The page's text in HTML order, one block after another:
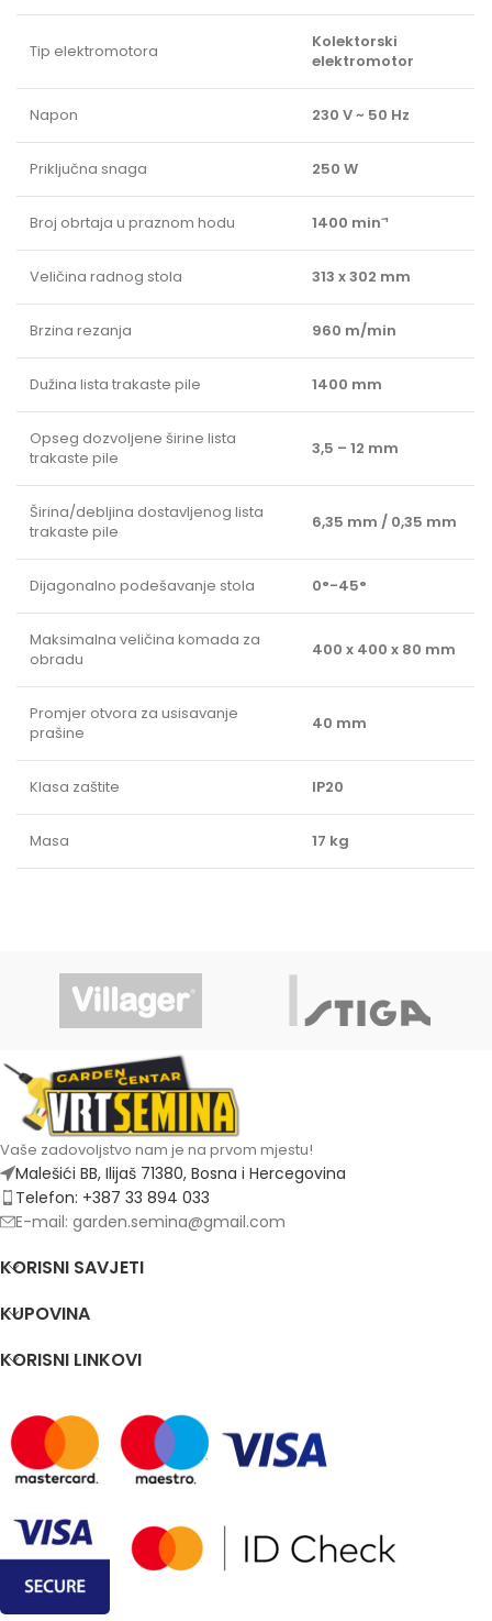
Tip elektromotora
Kolektorski
elektromotor
Napon 230 V ~ 50 Hz
Priključna snaga 250 W
Broj obrtaja u praznom hodu 1400 min⁻¹
Veličina radnog stola 313 x 302 mm
Brzina rezanja 960 m/min
Dužina lista trakaste pile 1400 mm
Opseg dozvoljene širine lista
trakaste pile
3,5 – 12 mm
Širina/debljina dostavljenog lista
trakaste pile
6,35 mm / 0,35 mm
Dijagonalno podešavanje stola 0°-45°
Maksimalna veličina komada za
obradu
400 x 400 x 80 mm
Promjer otvora za usisavanje
prašine
40 mm
Klasa zaštite IP20
Masa 17 kg
Vaše zadovoljstvo nam je na prvom mjestu!
Malešići BB, Ilijaš 71380, Bosna i Hercegovina
Telefon: +387 33 894 033
E-mail: garden.semina@gmail.com
KORISNI SAVJETI
KUPOVINA
KORISNI LINKOVI